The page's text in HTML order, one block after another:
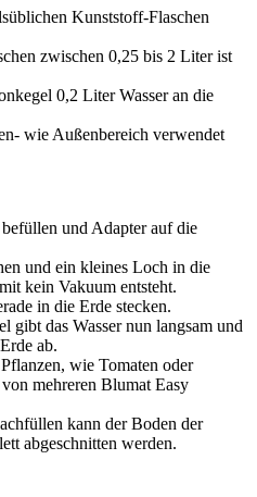
Kunststoff-Flaschen
zwischen 0,25 bis 2 Liter ist
0,2 Liter Wasser an die
wie Außenbereich verwendet
und Adapter auf die
und ein kleines Loch in die
kein Vakuum entsteht.
in die Erde stecken.
gibt das Wasser nun langsam und
ab.
wie Tomaten oder
mehreren Blumat Easy
kann der Boden der
abgeschnitten werden.